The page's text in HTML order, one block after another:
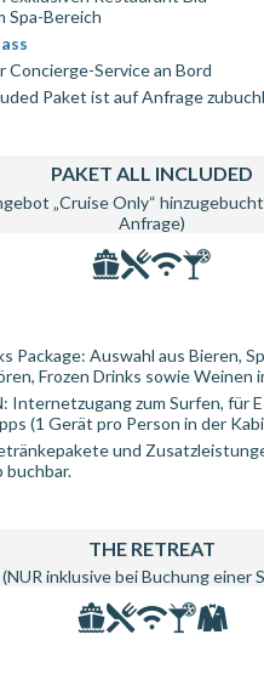
Spa-Bereich
Concierge-Service an Bord
Paket ist auf Anfrage
PAKET ALL INCLUDED
„Cruise Only“
Anfrage)
Package: Auswahl aus Bieren,
Frozen Drinks sowie Weinen
Internetzugang zum Surfen, für
(1 Gerät pro Person in der
und
buchbar.
THE RETREAT
(NUR inklusive bei Buchung einer